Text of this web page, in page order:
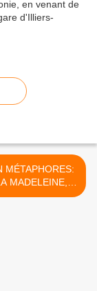
MÉTAPHORES:
MADELEINE,
ANCIENS